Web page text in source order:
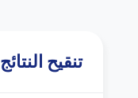
تنقيح النتائج